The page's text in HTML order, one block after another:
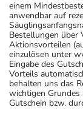
einem
anwendbar auf
Bestellungen über
Aktionsvorteilen
einzulösen unter
Eingabe des
Vorteils
behalten uns das
wichtigen Grundes
Gutschein bzw.